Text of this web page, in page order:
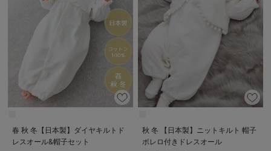
春 秋 冬【日本製】ダイヤキルトド
レスオール&帽子セット
秋 冬 【日本製】ニットキルト 帽子
ボレロ付きドレスオール